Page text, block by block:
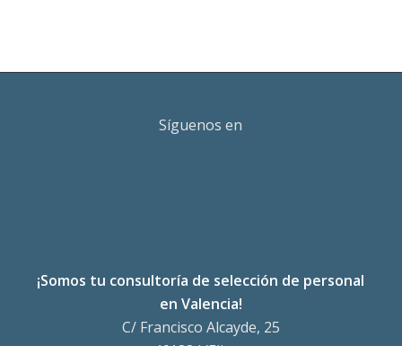
Síguenos en
¡Somos tu consultoría de selección de personal
en Valencia!
C/ Francisco Alcayde, 25